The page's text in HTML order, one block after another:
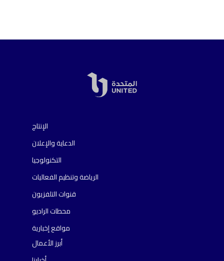
الإنتاج
الدعاية والإعلان
التكنولوجيا
الرياضة وتنظيم الفعاليات
قنوات التلفزيون
محطات الراديو
مواقع إخبارية
أبرز الأعمال